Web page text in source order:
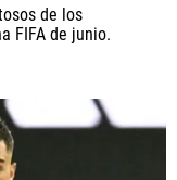
de los
FIFA de junio.